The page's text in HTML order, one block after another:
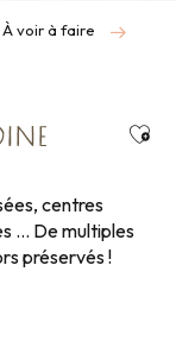
À voir à faire
centres
… De multiples
préservés !